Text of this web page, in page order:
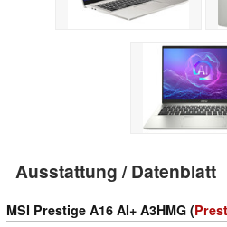
Ausstattung / Datenblatt
MSI Prestige A16 AI+ A3HMG (